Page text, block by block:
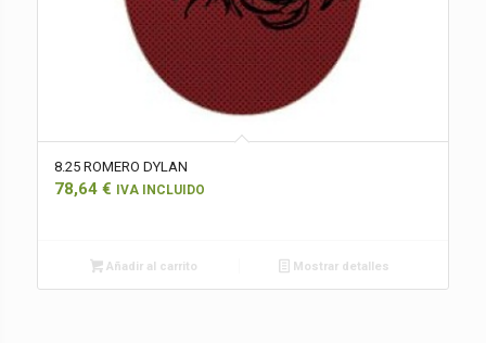
8.25 ROMERO DYLAN
78,64 € IVA INCLUIDO
Añadir al carrito Mostrar detalles